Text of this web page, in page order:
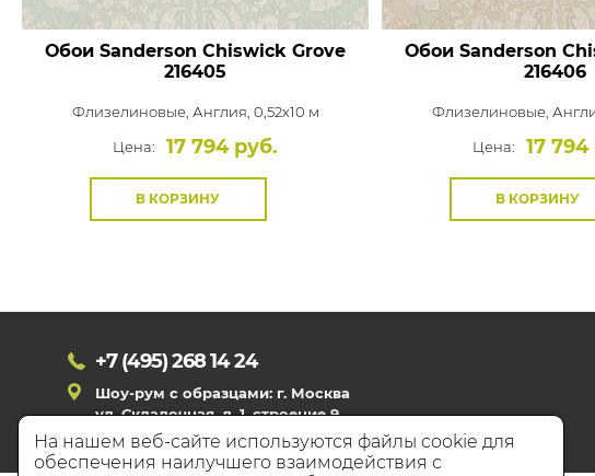
Обои Sanderson Chiswick Grove
216405
Флизелиновые, Англия, 0,52x10 м
Цена:
17 794 руб.
В КОРЗИНУ
Обои Sanderson
216406
Флизелиновые,
Цена:
17 794
В КОРЗИНУ
+7 (495)268 14 24
Шоу-рум с образцами: г. Москва
ул. Складочная, д. 1, строение 9
На нашем веб-сайте используются файлы cookie для
обеспечения наилучшего взаимодействия с